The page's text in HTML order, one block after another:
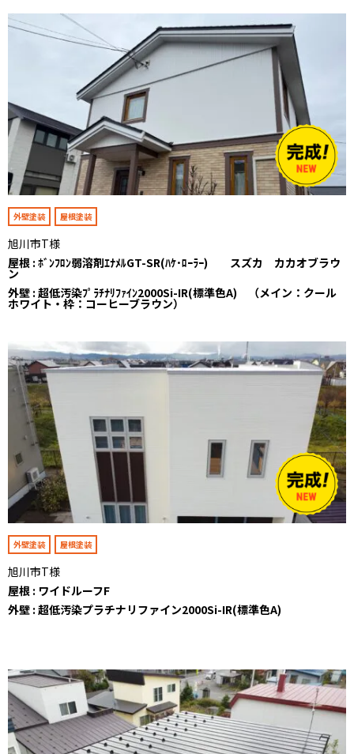
外壁塗装 屋根塗装
旭川市T様
屋根 : ﾎﾞﾝﾌﾛﾝ弱溶剤ｴﾅﾒﾙGT-SR(ﾊｹ･ﾛｰﾗｰ) スズカ カカオブラウ
ン
外壁 : 超低汚染ﾌﾟﾗﾁﾅﾘﾌｧｲﾝ2000Si-IR(標準色A) （メイン：クール
ホワイト・枠：コーヒーブラウン）
外壁塗装 屋根塗装
旭川市T様
屋根 : ワイドルーフF
外壁 : 超低汚染プラチナリファイン2000Si-IR(標準色A)